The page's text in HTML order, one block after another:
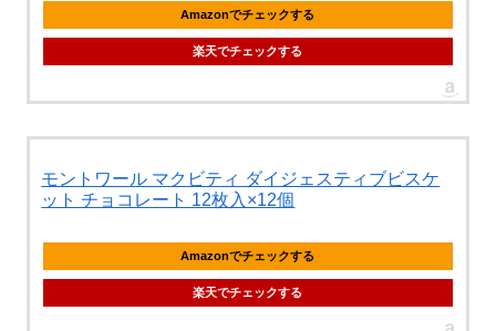
Amazonでチェックする
楽天でチェックする
モントワール マクビティ ダイジェスティブビスケ
ット チョコレート 12枚入×12個
Amazonでチェックする
楽天でチェックする